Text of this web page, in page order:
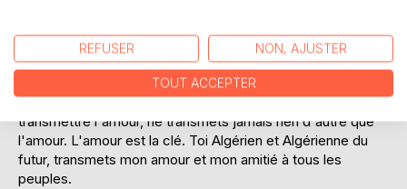
La haine et la colère ne nourrissent personne, la nostalgie
est un facteur de dérision, l'instant present est le moment
le plus important. Quoique tu fasse, tu ne pourras modifier
le passé, mais le présent, tu peux y apporter ta rime, est
transmettre l'amour, ne transmets jamais rien d'autre que
l'amour. L'amour est la clé. Toi Algérien et Algérienne du
futur, transmets mon amour et mon amitié à tous les
peuples.
REFUSER NON, AJUSTER
TOUT ACCEPTER